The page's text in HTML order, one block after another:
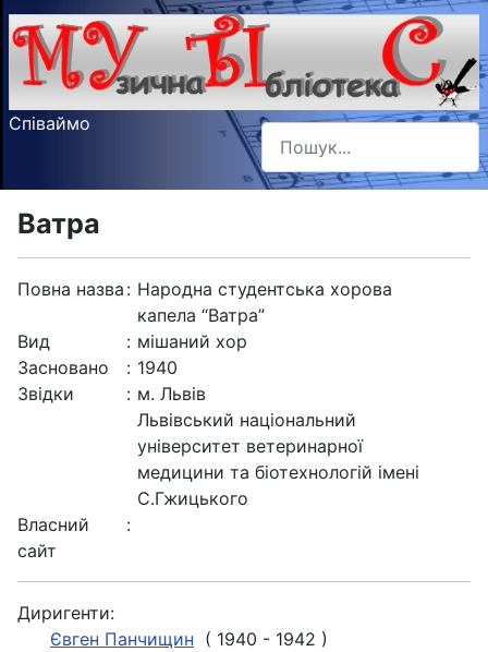
Співаймо Пошук
Type 2 or more characters
Ватра
Повна назва : Народна студентська хорова
капела “Ватра”
Вид
: мішаний хор
Засновано
: 1940
Звідки
: м. Львів
Львівський національний
університет ветеринарної
медицини та біотехнологій імені
С.Гжицького
Власний
сайт
:
Диригенти:
Євген Панчищин ( 1940 - 1942 )